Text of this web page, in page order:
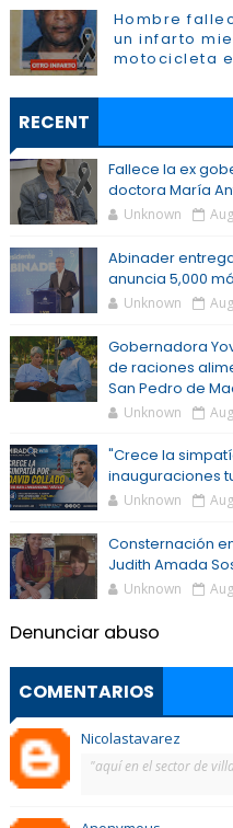
Hombre
un infarto
motocicleta
RECENT
Fallece la ex
doctora María
Unknown
Abinader
anuncia 5,000
Unknown
Gobernadora
de raciones
San Pedro de
Unknown
"Crece la
inauguraciones
Unknown
Consternación
Judith Amada
Unknown
Denunciar abuso
COMENTARIOS
Nicolastavarez
"aquí en el sector de